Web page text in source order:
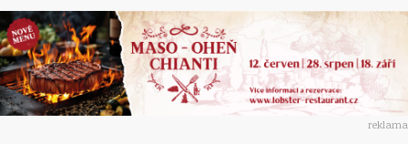
reklama